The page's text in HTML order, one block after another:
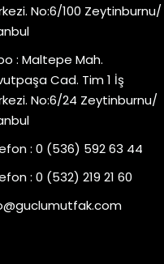
No:6/100 Zeytinburnu/
: Maltepe Mah.
Cad. Tim 1 İş
No:6/24 Zeytinburnu/
: 0 (536) 592 63 44
: 0 (532) 219 21 60